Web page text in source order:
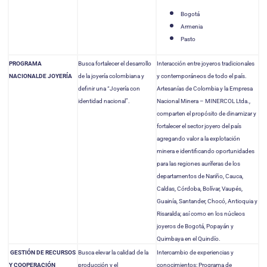
Bogotá
Armenia
Pasto
PROGRAMA
NACIONALDE JOYERÍA
Busca fortalecer el desarrollo
de la joyería colombiana y
definir una “Joyería con
identidad nacional”.
Interacción entre joyeros tradicionales
y contemporáneos de todo el país.
Artesanías de Colombia y la Empresa
Nacional Minera – MINERCOL Ltda.,
comparten el propósito de dinamizar y
fortalecer el sector joyero del país
agregando valor a la explotación
minera e identificando oportunidades
para las regiones auríferas de los
departamentos de Nariño, Cauca,
Caldas, Córdoba, Bolívar, Vaupés,
Guainía, Santander, Chocó, Antioquia y
Risaralda; así como en los núcleos
joyeros de Bogotá, Popayán y
Quimbaya en el Quindío.
GESTIÓN DE RECURSOS
Y COOPERACIÓN
Busca elevar la calidad de la
producción y el
Intercambio de experiencias y
conocimientos: Programa de